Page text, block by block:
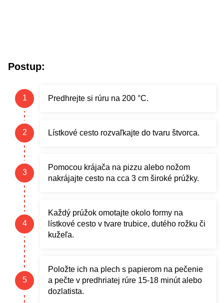
Postup:
Predhrejte si rúru na 200 °C.
Lístkové cesto rozvaľkajte do tvaru štvorca.
Pomocou krájača na pizzu alebo nožom
nakrájajte cesto na cca 3 cm široké prúžky.
Každý prúžok omotajte okolo formy na
lístkové cesto v tvare trubice, dutého rožku či
kužeľa.
Položte ich na plech s papierom na pečenie
a pečte v predhriatej rúre 15-18 minút alebo
dozlatista.